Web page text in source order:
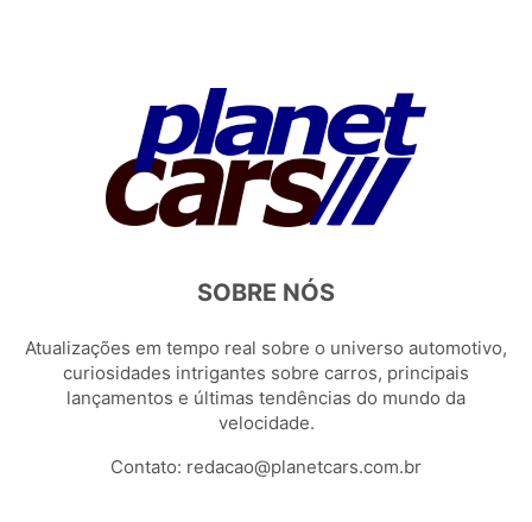
SOBRE NÓS
Atualizações em tempo real sobre o universo automotivo,
curiosidades intrigantes sobre carros, principais
lançamentos e últimas tendências do mundo da
velocidade.
Contato: redacao@planetcars.com.br